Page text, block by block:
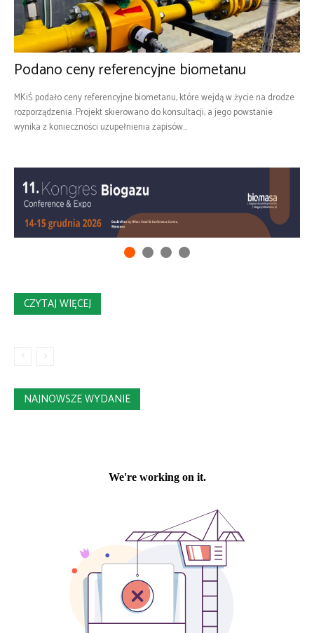
Podano ceny referencyjne biometanu
MKiŚ podało ceny referencyjne biometanu, które wejdą w życie na drodze
rozporządzenia. Projekt skierowano do konsultacji, a jego powstanie
wynika z konieczności uzupełnienia zapisów...
CZYTAJ WIĘCEJ
NAJNOWSZE WYDANIE